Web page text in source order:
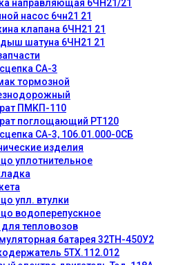
направляющая 6ЧН21/21
насос 6чн21 21
клапана 6ЧН21 21
шатуна 6ЧН21 21
СА-3
тормозной
ПМКП-110
поглощающий РТ120
СА-3, 106.01.000-0СБ
изделия
уплотнительное
упл. втулки
водоперепускное
тепловозов
батарея 32ТН-450У2
5ТХ.112.012